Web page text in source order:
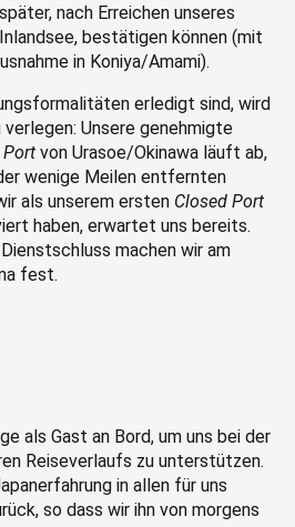
nach Erreichen unseres
bestätigen können (mit
in Koniya/Amami).
erledigt sind, wird
Unsere genehmigte
Port von Urasoe/Okinawa läuft ab,
wenige Meilen entfernten
als unserem ersten Closed Port
haben, erwartet uns bereits.
machen wir am
fest.
als Gast an Bord, um uns bei der
Reiseverlaufs zu unterstützen.
in allen für uns
so dass wir ihn von morgens